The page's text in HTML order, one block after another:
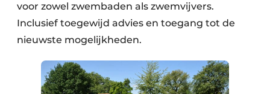
voor zowel zwembaden als zwemvijvers.
Inclusief toegewijd advies en toegang tot de
nieuwste mogelijkheden.